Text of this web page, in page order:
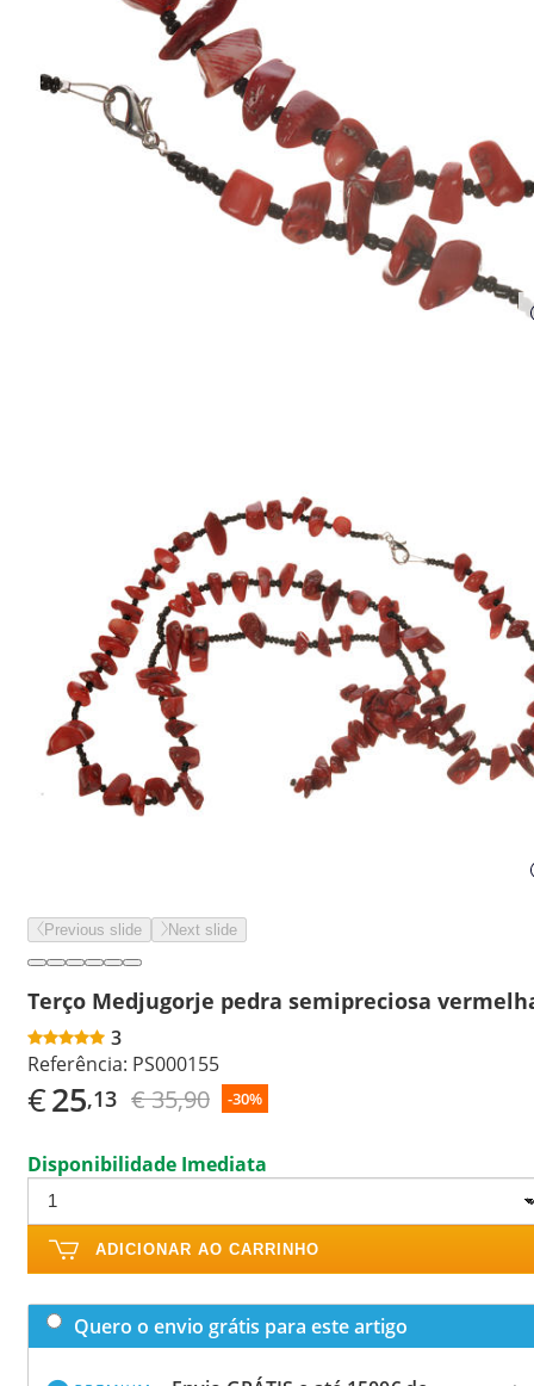
Previous slide Next slide
Terço Medjugorje pedra semipreciosa
3
Referência: PS000155
€25,13 € 35,90 -30%
Disponibilidade Imediata
ADICIONAR AO CARRINHO
Quero o envio grátis para este artigo